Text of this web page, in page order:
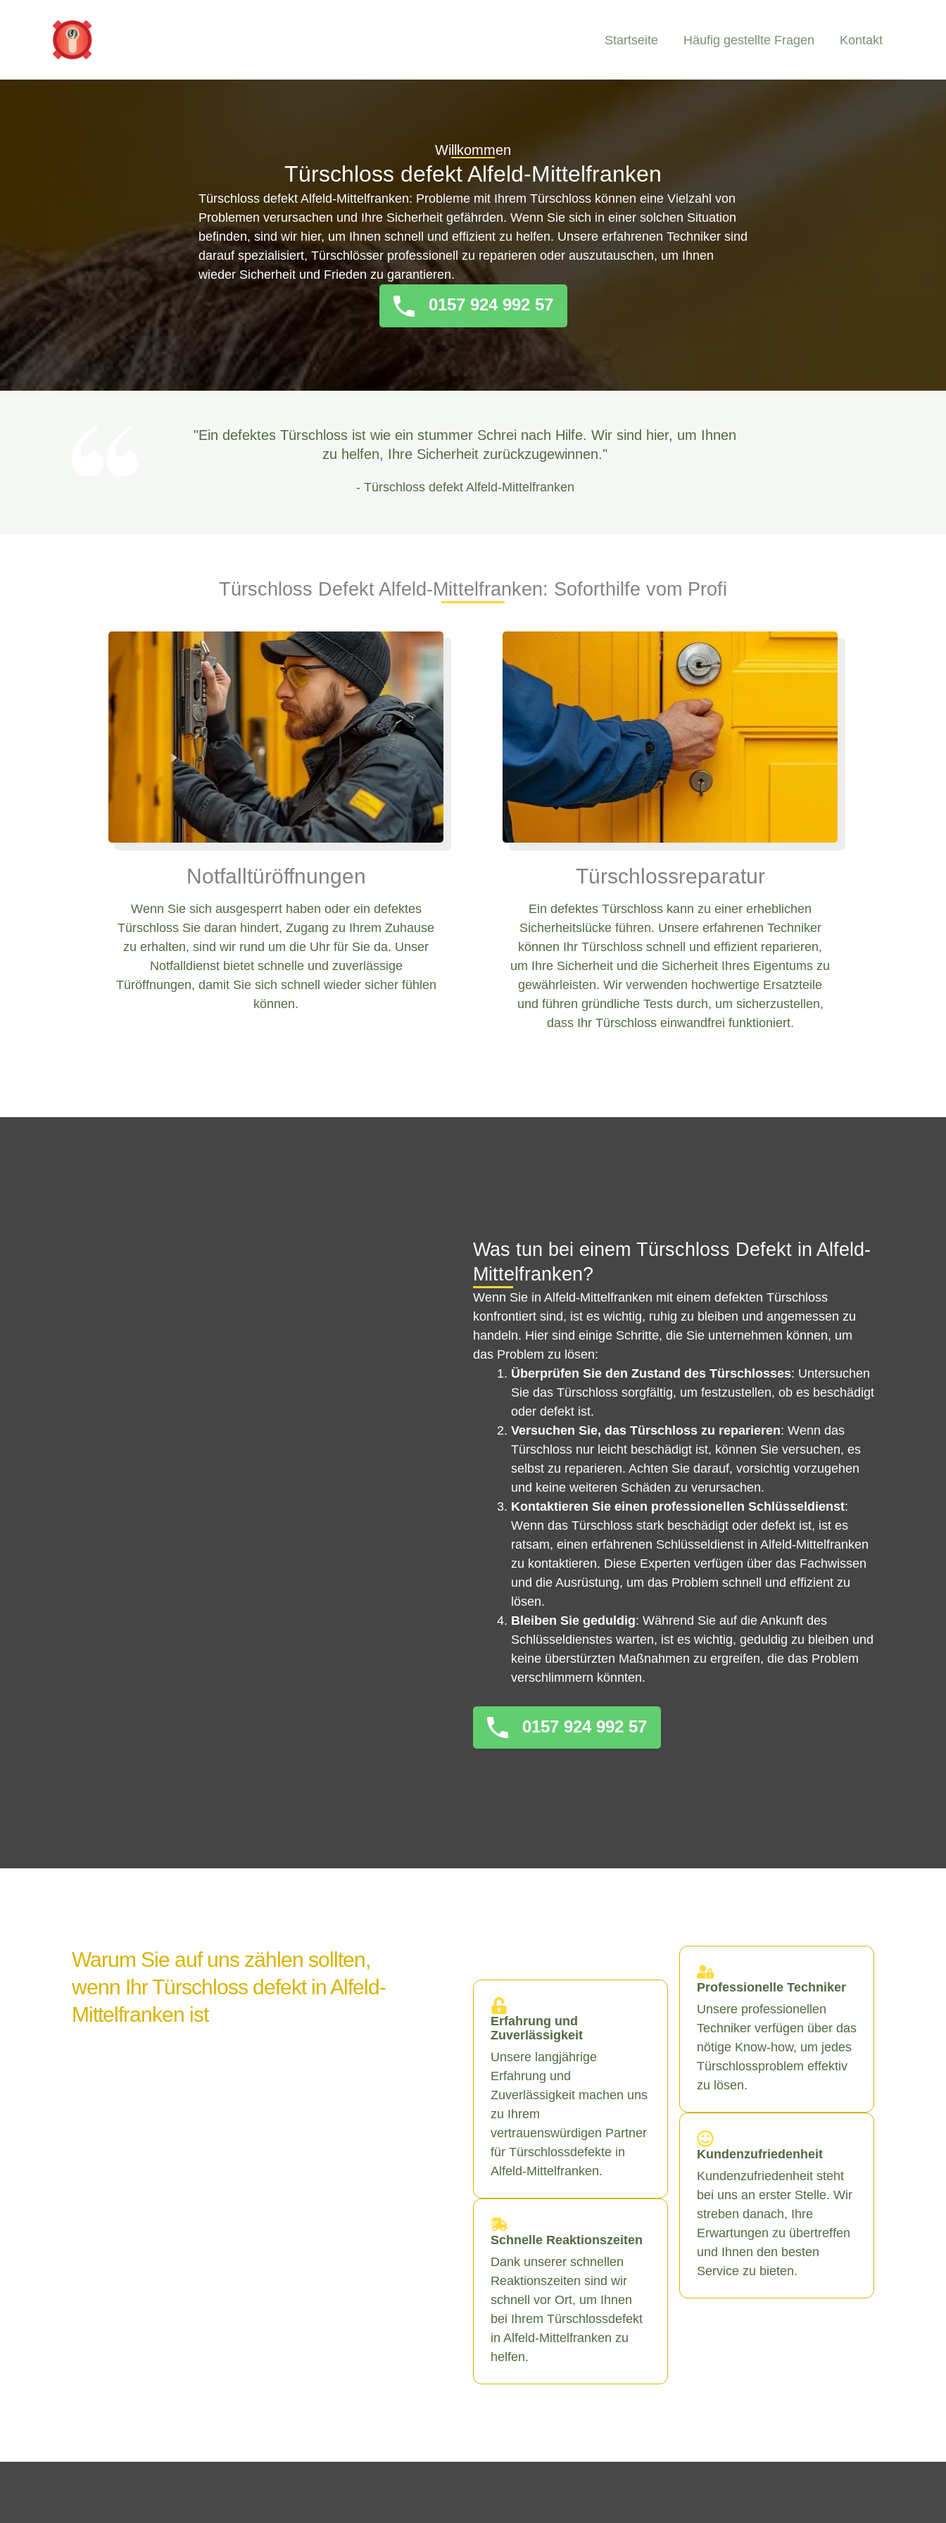
Startseite Häufig gestellte Fragen Kontakt
Willkommen
Türschloss defekt Alfeld-Mittelfranken
Türschloss defekt Alfeld-Mittelfranken: Probleme mit Ihrem Türschloss können eine Vielzahl von
Problemen verursachen und Ihre Sicherheit gefährden. Wenn Sie sich in einer solchen Situation
befinden, sind wir hier, um Ihnen schnell und effizient zu helfen. Unsere erfahrenen Techniker sind
darauf spezialisiert, Türschlösser professionell zu reparieren oder auszutauschen, um Ihnen
wieder Sicherheit und Frieden zu garantieren.
0157 924 992 57
"Ein defektes Türschloss ist wie ein stummer Schrei nach Hilfe. Wir sind hier, um Ihnen
zu helfen, Ihre Sicherheit zurückzugewinnen."
- Türschloss defekt Alfeld-Mittelfranken
Türschloss Defekt Alfeld-Mittelfranken: Soforthilfe vom Profi
Notfalltüröffnungen
Wenn Sie sich ausgesperrt haben oder ein defektes
Türschloss Sie daran hindert, Zugang zu Ihrem Zuhause
zu erhalten, sind wir rund um die Uhr für Sie da. Unser
Notfalldienst bietet schnelle und zuverlässige
Türöffnungen, damit Sie sich schnell wieder sicher fühlen
können.
Türschlossreparatur
Ein defektes Türschloss kann zu einer erheblichen
Sicherheitslücke führen. Unsere erfahrenen Techniker
können Ihr Türschloss schnell und effizient reparieren,
um Ihre Sicherheit und die Sicherheit Ihres Eigentums zu
gewährleisten. Wir verwenden hochwertige Ersatzteile
und führen gründliche Tests durch, um sicherzustellen,
dass Ihr Türschloss einwandfrei funktioniert.
Was tun bei einem Türschloss Defekt in Alfeld-
Mittelfranken?
Wenn Sie in Alfeld-Mittelfranken mit einem defekten Türschloss
konfrontiert sind, ist es wichtig, ruhig zu bleiben und angemessen zu
handeln. Hier sind einige Schritte, die Sie unternehmen können, um
das Problem zu lösen:
Überprüfen Sie den Zustand des Türschlosses: Untersuchen
Sie das Türschloss sorgfältig, um festzustellen, ob es beschädigt
oder defekt ist.
Versuchen Sie, das Türschloss zu reparieren: Wenn das
Türschloss nur leicht beschädigt ist, können Sie versuchen, es
selbst zu reparieren. Achten Sie darauf, vorsichtig vorzugehen
und keine weiteren Schäden zu verursachen.
Kontaktieren Sie einen professionellen Schlüsseldienst:
Wenn das Türschloss stark beschädigt oder defekt ist, ist es
ratsam, einen erfahrenen Schlüsseldienst in Alfeld-Mittelfranken
zu kontaktieren. Diese Experten verfügen über das Fachwissen
und die Ausrüstung, um das Problem schnell und effizient zu
lösen.
Bleiben Sie geduldig: Während Sie auf die Ankunft des
Schlüsseldienstes warten, ist es wichtig, geduldig zu bleiben und
keine überstürzten Maßnahmen zu ergreifen, die das Problem
verschlimmern könnten.
0157 924 992 57
Warum Sie auf uns zählen sollten,
wenn Ihr Türschloss defekt in Alfeld-
Mittelfranken ist
Erfahrung und
Zuverlässigkeit
Unsere langjährige
Erfahrung und
Zuverlässigkeit machen uns
zu Ihrem
vertrauenswürdigen Partner
für Türschlossdefekte in
Alfeld-Mittelfranken.
Schnelle Reaktionszeiten
Dank unserer schnellen
Reaktionszeiten sind wir
schnell vor Ort, um Ihnen
bei Ihrem Türschlossdefekt
in Alfeld-Mittelfranken zu
helfen.
Professionelle Techniker
Unsere professionellen
Techniker verfügen über das
nötige Know-how, um jedes
Türschlossproblem effektiv
zu lösen.
Kundenzufriedenheit
Kundenzufriedenheit steht
bei uns an erster Stelle. Wir
streben danach, Ihre
Erwartungen zu übertreffen
und Ihnen den besten
Service zu bieten.